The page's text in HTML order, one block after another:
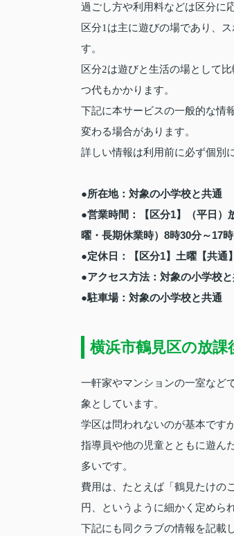
過ごし方や利用料などは区分に
区分1は主に遊びの場であり、
す。
区分2は遊びと生活の場として
つ代もかかります。
下記に本サービスの一般的な情
変わる場合があります。
詳しい情報は利用前に必ず個別
●所在地：対象の小学校と共通
●営業時間：【区分1】（平日）
曜・長期休業時）8時30分～17
●定休日：【区分1】土曜【共通
●アクセス方法：対象の小学校
●駐車場：対象の小学校と共通
横浜市鶴見区の放課
一軒家やマンションの一室など
象としています。
学区は問われないのが基本です
指導員や他の児童とともに遊ん
多いです。
費用は、たとえば「鶴見たけの
円、というように細かく定めら
下記にも同クラブの情報を記載